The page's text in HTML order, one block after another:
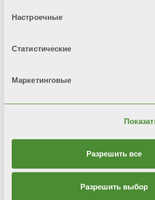
Настроечные
Статистические
Маркетинговые
Разрешить все
Разрешить выбор
для настройки котла
сигналов
Расширительный бак